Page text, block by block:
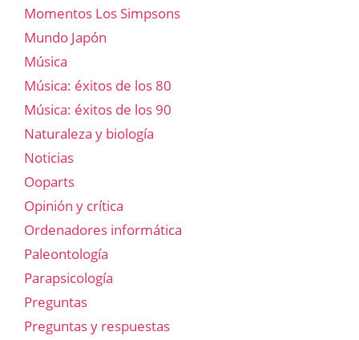
Momentos Los Simpsons
Mundo Japón
Música
Música: éxitos de los 80
Música: éxitos de los 90
Naturaleza y biología
Noticias
Ooparts
Opinión y crítica
Ordenadores informática
Paleontología
Parapsicología
Preguntas
Preguntas y respuestas